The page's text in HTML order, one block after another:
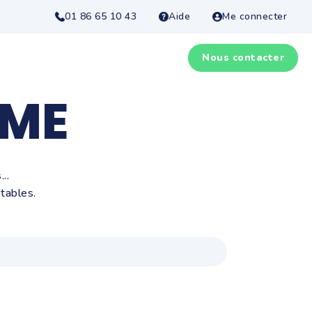
01 86 65 10 43 Aide Me connecter
Nous contacter